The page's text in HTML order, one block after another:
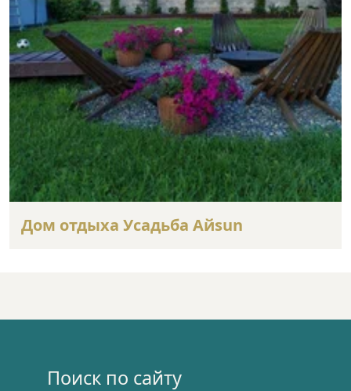
Дом отдыха Усадьба Айsun
Поиск по сайту